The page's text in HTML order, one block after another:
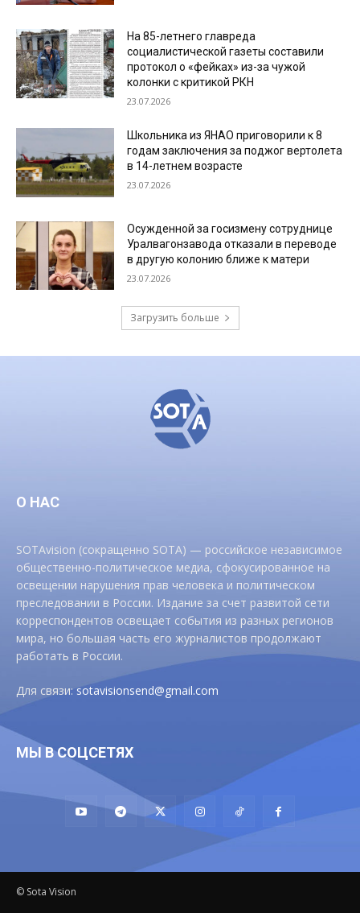
На 85-летнего главреда
социалистической газеты составили
протокол о «фейках» из-за чужой
колонки с критикой РКН
23.07.2026
Школьника из ЯНАО приговорили к 8
годам заключения за поджог вертолета
в 14-летнем возрасте
23.07.2026
Осужденной за госизмену сотруднице
Уралвагонзавода отказали в переводе
в другую колонию ближе к матери
23.07.2026
Загрузить больше
О НАС
SOTAvision (сокращенно SOTA) — российское независимое
общественно-политическое медиа, сфокусированное на
освещении нарушения прав человека и политическом
преследовании в России. Издание за счет развитой сети
корреспондентов освещает события из разных регионов
мира, но большая часть его журналистов продолжают
работать в России.
Для связи:sotavisionsend@gmail.com
МЫ В СОЦСЕТЯХ
© Sota Vision